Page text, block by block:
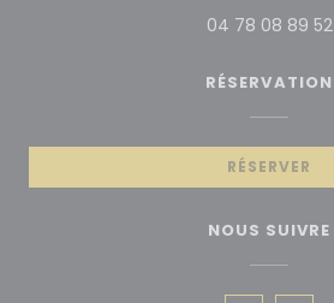
04 78 08 89 52
RÉSERVATION
RÉSERVER
NOUS SUIVRE